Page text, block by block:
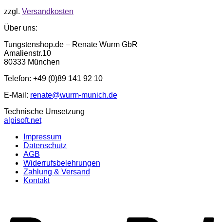
zzgl. Versandkosten
Über uns:
Tungstenshop.de – Renate Wurm GbR
Amalienstr.10
80333 München
Telefon: +49 (0)89 141 92 10
E-Mail: renate@wurm-munich.de
Technische Umsetzung
alpisoft.net
Impressum
Datenschutz
AGB
Widerrufsbelehrungen
Zahlung & Versand
Kontakt